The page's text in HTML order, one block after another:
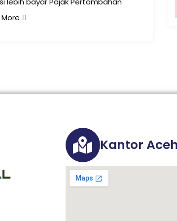
Kantor